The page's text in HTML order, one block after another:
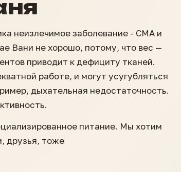
неизлечимое заболевание - СМА и
Вани не хорошо, потому, что вес —
приводит к дефициту тканей.
работе, и могут усугубляться
дыхательная недостаточность.
питание. Мы хотим
друзья, тоже